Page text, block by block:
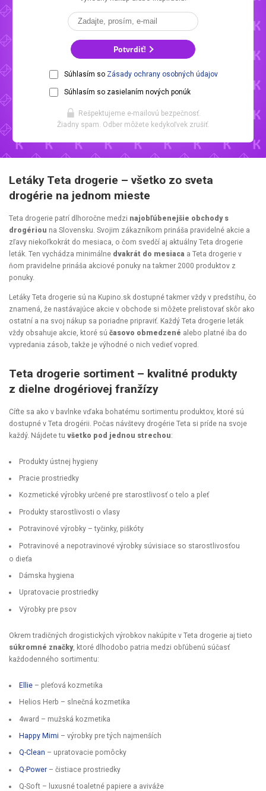
Potvrdiť!
Súhlasím so Zásady ochrany osobných údajov
Súhlasím so zasielaním nových ponúk
Rešpektujeme e-mailovú bezpečnosť.
Žiadny spam. Odber môžete kedykoľvek zrušiť.
Letáky Teta drogerie – všetko zo sveta
drogérie na jednom mieste
Teta drogerie patrí dlhoročne medzi najobľúbenejšie obchody s
drogériou na Slovensku. Svojim zákazníkom prináša pravidelné akcie a
zľavy niekoľkokrát do mesiaca, o čom svedčí aj aktuálny Teta drogerie
leták. Ten vychádza minimálne dvakrát do mesiaca a Teta drogerie v
ňom pravidelne prináša akciové ponuky na takmer 2000 produktov z
ponuky.
Letáky Teta drogerie sú na Kupino.sk dostupné takmer vždy v predstihu, čo
znamená, že nastávajúce akcie v obchode si môžete prelistovať skôr ako
ostatní a na svoj nákup sa poriadne pripraviť. Každý Teta drogerie leták
vždy obsahuje akcie, ktoré sú časovo obmedzené alebo platné iba do
vypredania zásob, takže je výhodné o nich vedieť vopred.
Teta drogerie sortiment – kvalitné produkty
z dielne drogériovej franžízy
Cíťte sa ako v bavlnke vďaka bohatému sortimentu produktov, ktoré sú
dostupné v Teta drogérii. Počas návštevy drogérie Teta si príde na svoje
každý. Nájdete tu všetko pod jednou strechou:
Produkty ústnej hygieny
Pracie prostriedky
Kozmetické výrobky určené pre starostlivosť o telo a pleť
Produkty starostlivosti o vlasy
Potravinové výrobky – tyčinky, piškóty
Potravinové a nepotravinové výrobky súvisiace so starostlivosťou
o dieťa
Dámska hygiena
Upratovacie prostriedky
Výrobky pre psov
Okrem tradičných drogistických výrobkov nakúpite v Teta drogerie aj tieto
súkromné značky, ktoré dlhodobo patria medzi obľúbenú súčasť
každodenného sortimentu:
Ellie – pleťová kozmetika
Helios Herb – slnečná kozmetika
4ward – mužská kozmetika
Happy Mimi – výrobky pre tých najmenších
Q-Clean – upratovacie pomôcky
Q-Power – čistiace prostriedky
Q-Soft – luxusné toaletné papiere a aviváže